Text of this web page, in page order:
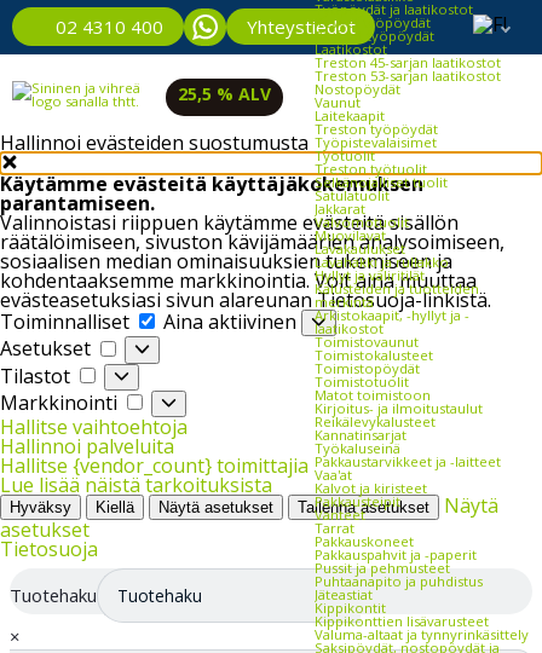
Hallinnoi evästeiden suostumusta
Käytämme evästeitä käyttäjäkokemuksen
parantamiseen.
Valinnoistasi riippuen käytämme evästeitä sisällön
räätälöimiseen, sivuston kävijämäärien analysoimiseen,
sosiaalisen median ominaisuuksien tukemiseen ja
kohdentaaksemme markkinointia. Voit aina muuttaa
evästeasetuksiasi sivun alareunan Tietosuoja-linkistä.
Toiminnalliset
Toiminnalliset
Aina aktiivinen
Asetukset
Asetukset
Tilastot
Tilastot
Markkinointi
Markkinointi
Hallitse vaihtoehtoja
Hallinnoi palveluita
Hallitse {vendor_count} toimittajia
Lue lisää näistä tarkoituksista
Hyväksy Kiellä Näytä asetukset Tallenna asetukset
Näytä
asetukset
Tietosuoja
02 4310 400 Yhteystiedot
Työpöydät ja laatikostot
Kevyet työpöydät
Raskaat työpöydät
Laatikostot
Treston 45-sarjan laatikostot
Treston 53-sarjan laatikostot
Nostopöydät
Vaunut
Laitekaapit
Treston työpöydät
Työpistevalaisimet
Työtuolit
Treston työtuolit
Selkänojalliset tuolit
Satulatuolit
Jakkarat
Valvomotuolit
Muovilavat
Lavakaulukset
Lavahäkki ja rullakko
Hyllyt ja väliritilät
Kalusteiden ja tuotteiden
merkintä
Arkistokaapit, -hyllyt ja -
laatikostot
Toimistovaunut
Toimistokalusteet
Toimistopöydät
Toimistotuolit
Matot toimistoon
Kirjoitus- ja ilmoitustaulut
Reikälevykalusteet
Kannatinsarjat
Työkaluseinä
Pakkaustarvikkeet ja -laitteet
Vaa'at
Kalvot ja kiristeet
Pakkausteipit
Vanteet
Tarrat
Pakkauskoneet
Pakkauspahvit ja -paperit
Pussit ja pehmusteet
Puhtaanapito ja puhdistus
Jäteastiat
Kippikontit
Kippikonttien lisävarusteet
Valuma-altaat ja tynnyrinkäsittely
Saksipöydät, nostopöydät ja
25,5 % ALV
Tuotehaku
×